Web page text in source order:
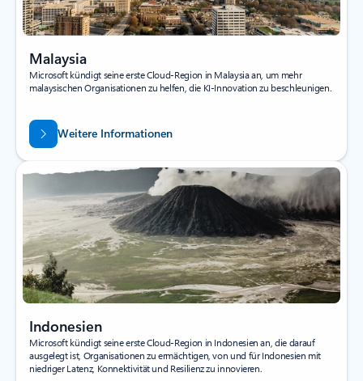
Malaysia
Microsoft kündigt seine erste Cloud-Region in Malaysia an, um mehr
malaysischen Organisationen zu helfen, die KI-Innovation zu beschleunigen.
Weitere Informationen
Indonesien
Microsoft kündigt seine erste Cloud-Region in Indonesien an, die darauf
ausgelegt ist, Organisationen zu ermächtigen, von und für Indonesien mit
niedriger Latenz, Konnektivität und Resilienz zu innovieren.